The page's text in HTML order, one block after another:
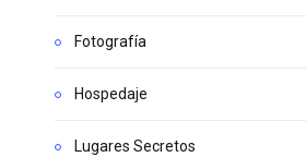
Fotografía
Hospedaje
Lugares Secretos